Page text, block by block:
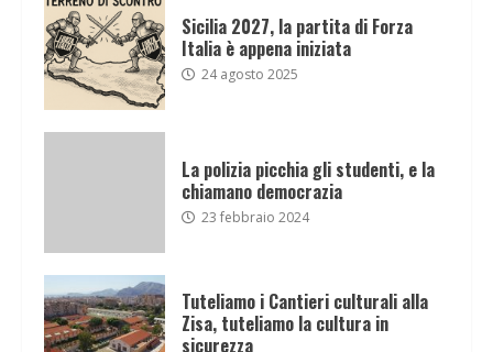
Sicilia 2027, la partita di Forza
Italia è appena iniziata
24 agosto 2025
La polizia picchia gli studenti, e la
chiamano democrazia
23 febbraio 2024
Tuteliamo i Cantieri culturali alla
Zisa, tuteliamo la cultura in
sicurezza